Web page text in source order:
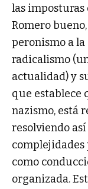
las imposturas
Romero
peronismo a la
radicalismo
actualidad) y
que establece
nazismo, está
resolviendo
como
organizada.